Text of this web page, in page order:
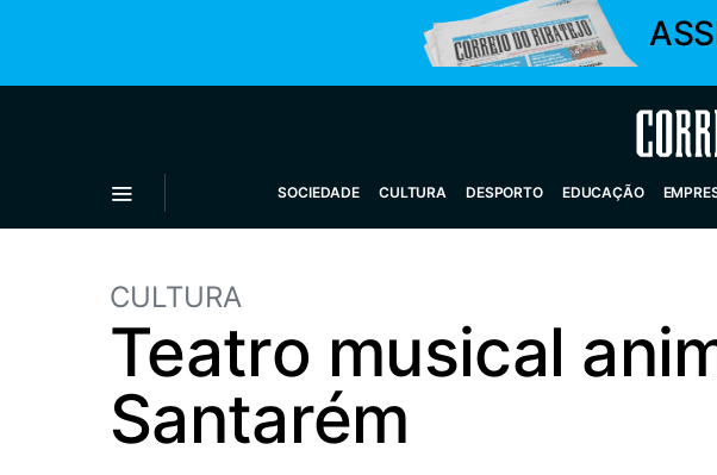
SOCIEDADE CULTURA DESPORTO EDUCAÇÃO
CULTURA
Teatro musical
Santarém